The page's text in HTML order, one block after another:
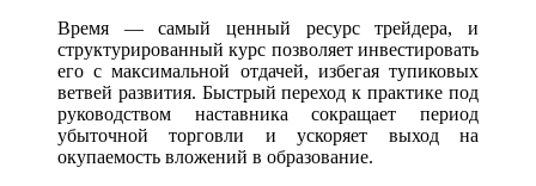
Время — самый ценный ресурс трейдера, и
структурированный курс позволяет инвестировать
его с максимальной отдачей, избегая тупиковых
ветвей развития. Быстрый переход к практике под
руководством наставника сокращает период
убыточной торговли и ускоряет выход на
окупаемость вложений в образование.